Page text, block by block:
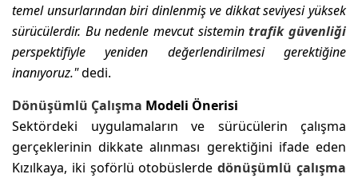
temel unsurlarından biri dinlenmiş ve dikkat seviyesi yüksek
sürücülerdir. Bu nedenle mevcut sistemintrafik güvenliği
perspektifiyle yeniden değerlendirilmesi gerektiğine
inanıyoruz."dedi.
Dönüşümlü Çalışma Modeli Önerisi
Sektördeki uygulamaların ve sürücülerin çalışma
gerçeklerinin dikkate alınması gerektiğini ifade eden
Kızılkaya, iki şoförlü otobüslerdedönüşümlü çalışma